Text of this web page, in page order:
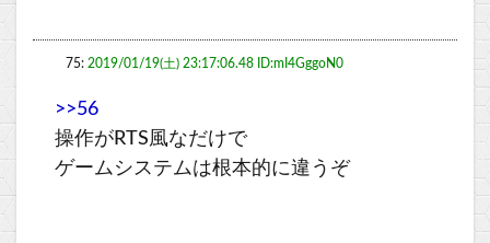
75: 2019/01/19(土) 23:17:06.48 ID:mI4GggoN0
>>56
操作がRTS風なだけで
ゲームシステムは根本的に違うぞ